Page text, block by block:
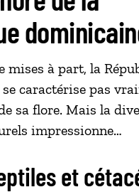
mises à part, la
caractérise pas
sa flore. Mais la
impressionne…
et